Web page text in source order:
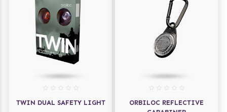
TWIN DUAL SAFETY LIGHT
ORBILOC REFLECTIVE